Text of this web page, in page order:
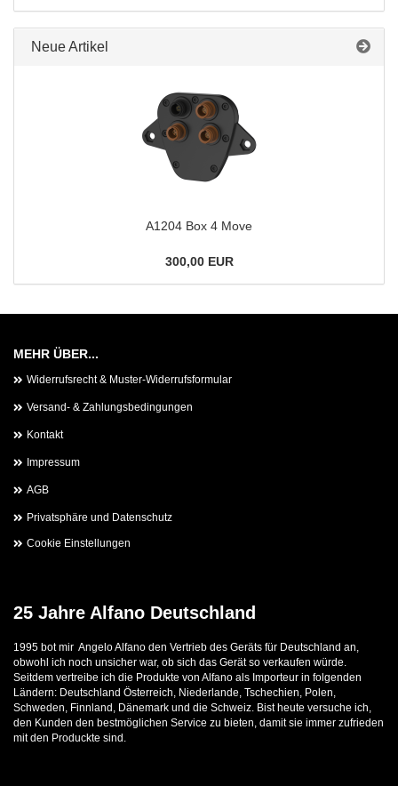
Neue Artikel
A1204 Box 4 Move
300,00 EUR
MEHR ÜBER...
Widerrufsrecht & Muster-Widerrufsformular
Versand- & Zahlungsbedingungen
Kontakt
Impressum
AGB
Privatsphäre und Datenschutz
Cookie Einstellungen
25 Jahre Alfano Deutschland
1995 bot mir Angelo Alfano den Vertrieb des Geräts für Deutschland an,
obwohl ich noch unsicher war, ob sich das Gerät so verkaufen würde.
Seitdem vertreibe ich die Produkte von Alfano als Importeur in folgenden
Ländern: Deutschland Österreich, Niederlande, Tschechien, Polen,
Schweden, Finnland, Dänemark und die Schweiz. Bist heute versuche ich,
den Kunden den bestmöglichen Service zu bieten, damit sie immer zufrieden
mit den Produckte sind.